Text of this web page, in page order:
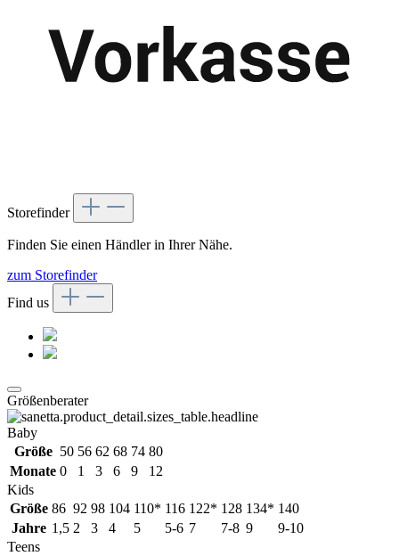
Storefinder
Finden Sie einen Händler in Ihrer Nähe.
zum Storefinder
Find us
Größenberater
Baby
Größe 50 56 62 68 74 80
Monate 0 1 3 6 9
12
Kids
Größe 86 92 98 104 110* 116 122* 128 134* 140
Jahre 1,5 2 3 4 5 5-6 7 7-8 9
9-10
Teens